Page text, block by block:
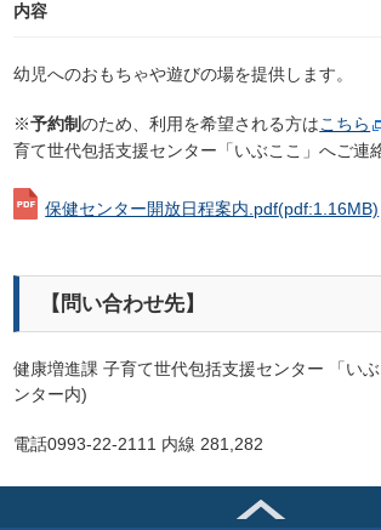
内容
幼児へのおもちゃや遊びの場を提供します。
※予約制のため、利用を希望される方はこちら
育て世代包括支援センター「いぶここ」へご連
保健センター開放日程案内.pdf(pdf:1.16MB)
【問い合わせ先】
健康増進課 子育て世代包括支援センター 「い
ンター内)
電話0993-22-2111 内線 281,282